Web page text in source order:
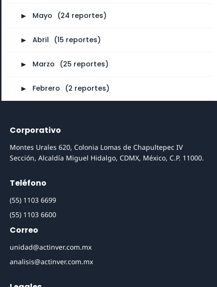
► Mayo (24 reportes)
► Abril (15 reportes)
► Marzo (25 reportes)
► Febrero (2 reportes)
Corporativo
Montes Urales 620, Colonia Lomas de Chapultepec IV
Sección, Alcaldía Miguel Hidalgo, CDMX, México, C.P. 11000.
Teléfono
(55) 1103 6699
(55) 1103 6600
Correo
unidad@actinver.com.mx
analisis@actinver.com.mx